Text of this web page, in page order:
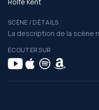
SCÈNE / DÉTAILS
La description de la scène
ÉCOUTER SUR